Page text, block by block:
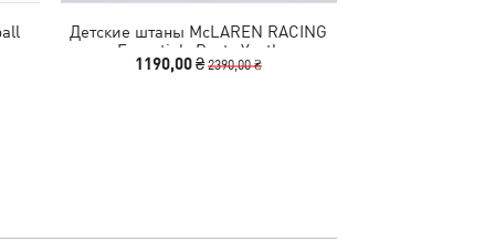
Детские штаны McLAREN RACING
Essentials Pants Youth
1190,00 ₴2390,00 ₴